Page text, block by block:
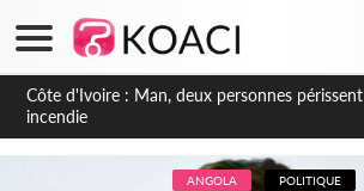
Côte d'Ivoire : Séileu, la célébration de la fête
transformée en vaste campagne contre les
dépigmentants dangereux
ANGOLA POLITIQUE